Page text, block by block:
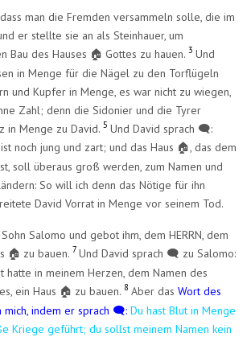
man die Fremden versammeln solle, die im
er stellte sie an als Steinhauer, um
Bau des Hauses 🏠 ​Gottes zu hauen.3 Und
in Menge für die Nägel zu den Torflügeln
und Kupfer in Menge, es war nicht zu wiegen,
Zahl; denn die Sidonier und die Tyrer
in Menge zu David.5 Und David sprach 🗨️:
noch jung und zart; und das Haus 🏠 , das dem
soll überaus groß werden, zum Namen und
So will ich denn das Nötige für ihn
David Vorrat in Menge vor seinem Tod.
Salomo und gebot ihm, dem HERRN, dem
🏠 zu bauen. 7 Und David sprach 🗨️ zu Salomo:
hatte in meinem Herzen, dem Namen des
ein Haus 🏠 zu bauen. 8 Aber dasWort des
mich, indem er sprach 🗨️: Du hast Blut in Menge
Kriege geführt; du sollst meinem Namen kein